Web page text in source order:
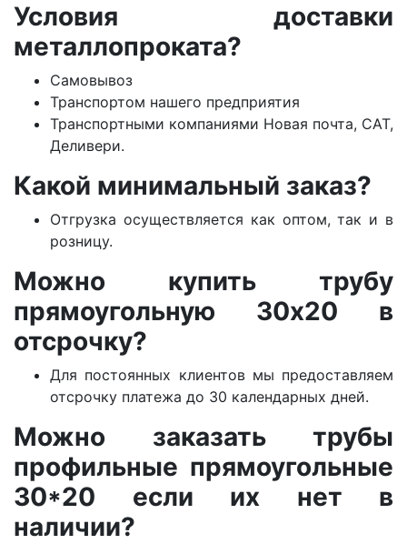
Условия доставки
металлопроката?
Самовывоз
Транспортом нашего предприятия
Транспортными компаниями Новая почта, САТ,
Деливери.
Какой минимальный заказ?
Отгрузка осуществляется как оптом, так и в
розницу.
Можно купить трубу
прямоугольную 30х20 в
отсрочку?
Для постоянных клиентов мы предоставляем
отсрочку платежа до 30 календарных дней.
Можно заказать трубы
профильные прямоугольные
30*20 если их нет в
наличии?